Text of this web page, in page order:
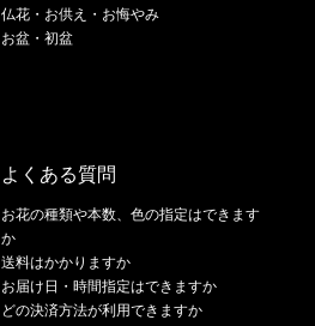
仏花・お供え・お悔やみ
お盆・初盆
よくある質問
お花の種類や本数、色の指定はできます
か
送料はかかりますか
お届け日・時間指定はできますか
どの決済方法が利用できますか